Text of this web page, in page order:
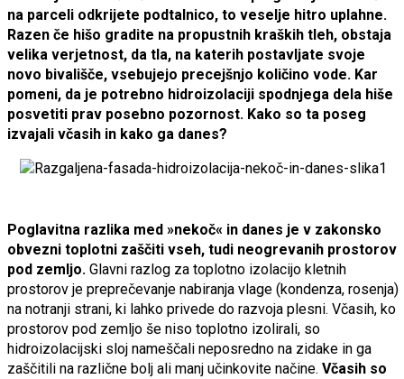
na parceli odkrijete podtalnico, to veselje hitro uplahne.
Razen če hišo gradite na propustnih kraških tleh, obstaja
velika verjetnost, da tla, na katerih postavljate svoje
novo bivališče, vsebujejo precejšnjo količino vode. Kar
pomeni, da je potrebno hidroizolaciji spodnjega dela hiše
posvetiti prav posebno pozornost. Kako so ta poseg
izvajali včasih in kako ga danes?
Poglavitna razlika med »nekoč« in danes je v zakonsko
obvezni toplotni zaščiti vseh, tudi neogrevanih prostorov
pod zemljo. Glavni razlog za toplotno izolacijo kletnih
prostorov je preprečevanje nabiranja vlage (kondenza, rosenja)
na notranji strani, ki lahko privede do razvoja plesni. Včasih, ko
prostorov pod zemljo še niso toplotno izolirali, so
hidroizolacijski sloj nameščali neposredno na zidake in ga
zaščitili na različne bolj ali manj učinkovite načine. Včasih so